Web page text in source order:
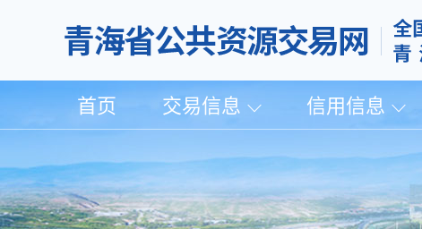
首页 交易信息 信用信息